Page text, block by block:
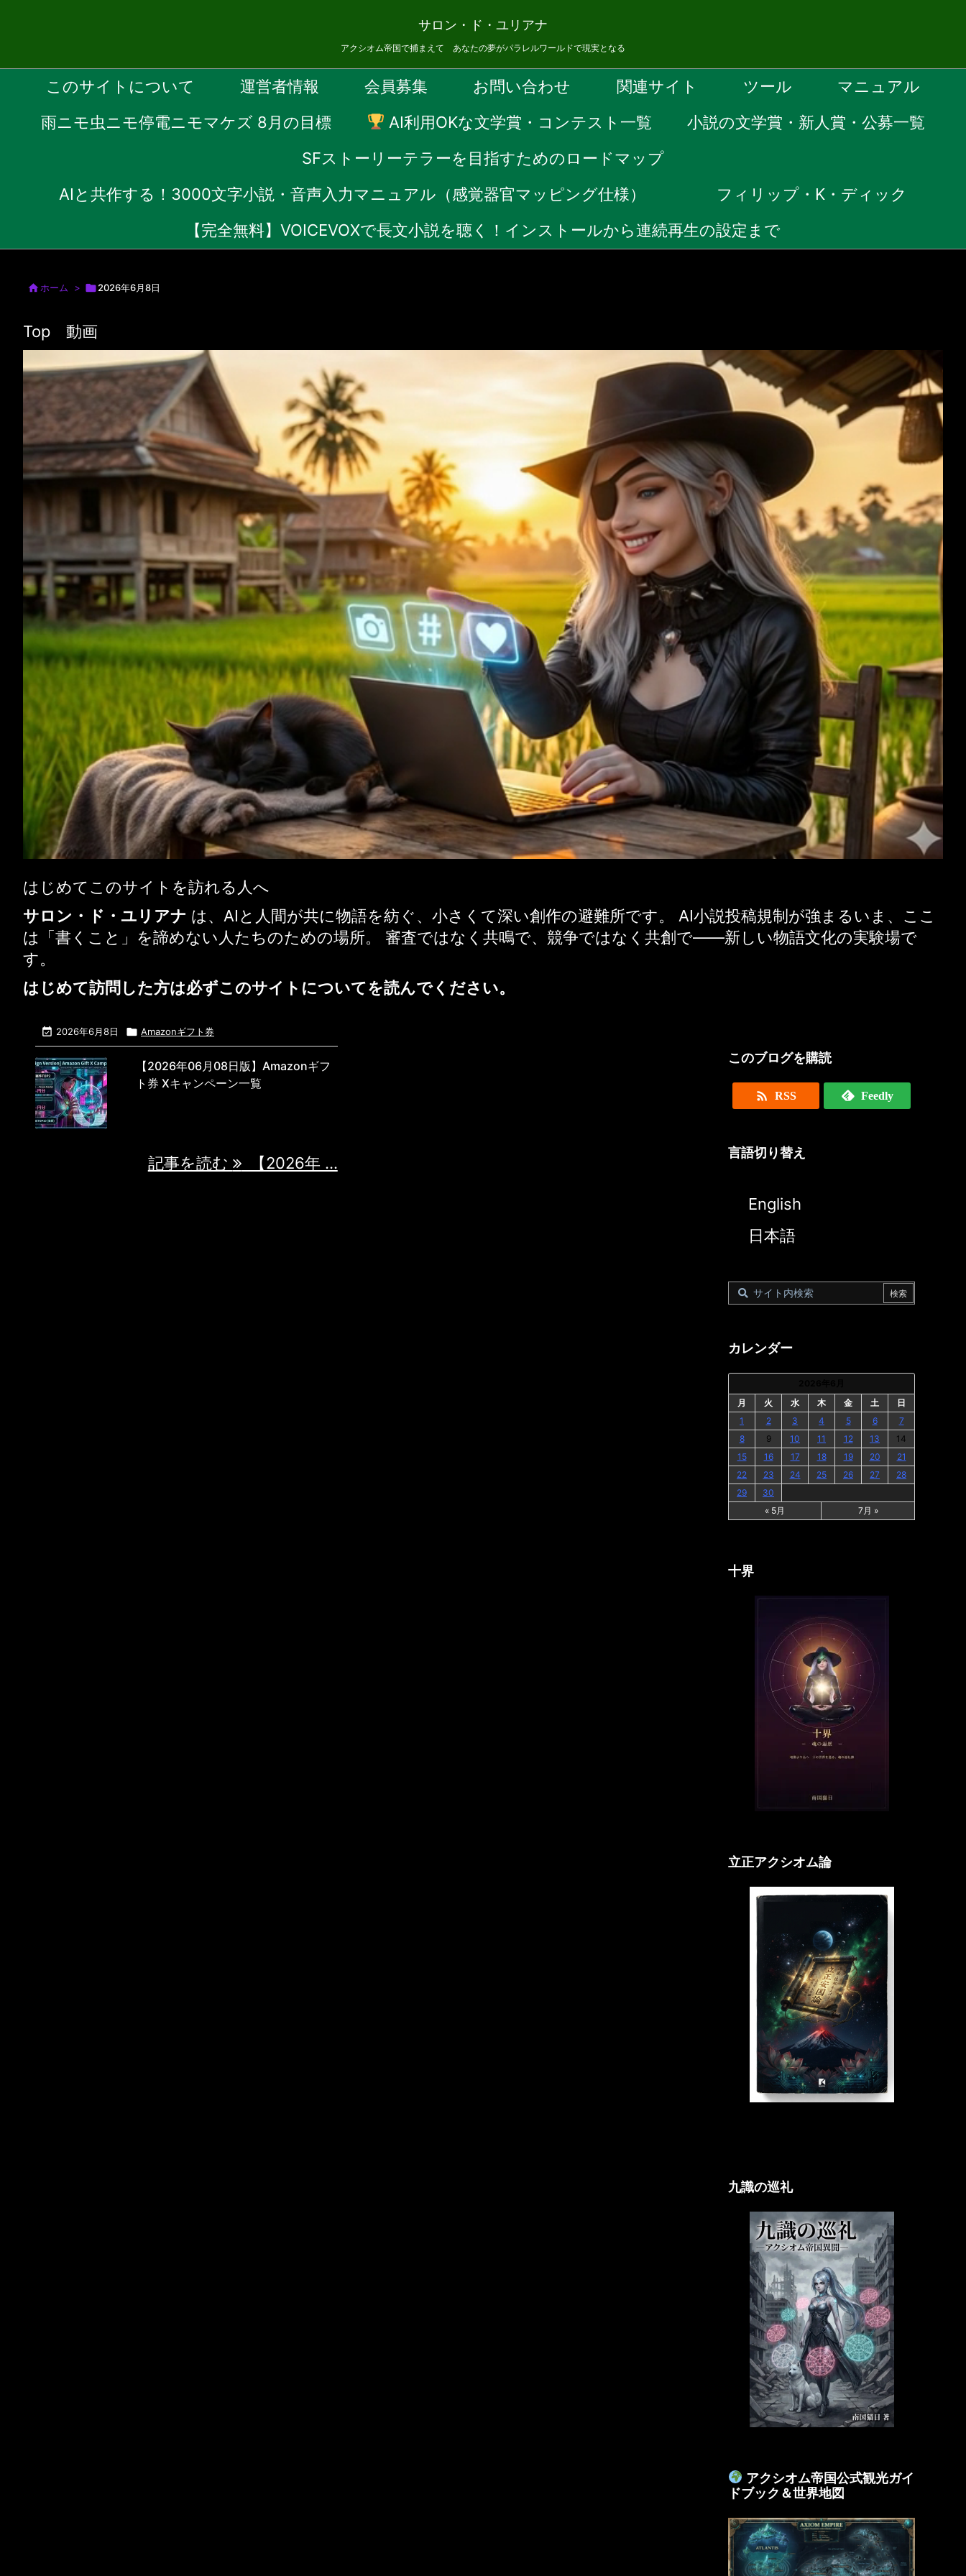
サロン・ド・ユリアナ
アクシオム帝国で捕まえて あなたの夢がパラレルワールドで現実となる
このサイトについて 運営者情報 会員募集 お問い合わせ 関連サイト ツール
マニュアル
雨ニモ虫ニモ停電ニモマケズ 8月の目標
AI利用OKな文学賞・コンテスト一覧
小説の文学賞・新人賞・公募一覧
SFストーリーテラーを目指すためのロードマップ
AIと共作する！3000文字小説・音声入力マニュアル（感覚器官マッピング仕様）
フィリップ・K・ディック
【完全無料】VOICEVOXで長文小説を聴く！インストールから連続再生の設定まで
 ホーム > 2026年6月8日
Top 動画
はじめてこのサイトを訪れる人へ
サロン・ド・ユリアナ は、AIと人間が共に物語を紡ぐ、小さくて深い創作の避難所です。 AI小説投稿規制が強まるいま、ここ
は「書くこと」を諦めない人たちのための場所。 審査ではなく共鳴で、競争ではなく共創で——新しい物語文化の実験場で
す。
はじめて訪問した方は必ずこのサイトについてを読んでください。
 2026年6月8日  Amazonギフト券
【2026年06月08日版】Amazonギフ
ト券 Xキャンペーン一覧
記事を読む 【2026年 ...
このブログを購読
 RSS Feedly
言語切り替え
English
日本語
カレンダー
月
火 水 木 金 土
日
1
2 3 4 5 6
7
8
9 10 11 12 13
14
15
16 17 18 19 20
21
22
23 24 25 26 27
28
29
30
« 5月
7月 »
十界
立正アクシオム論
九識の巡礼
アクシオム帝国公式観光ガイ
ドブック＆世界地図